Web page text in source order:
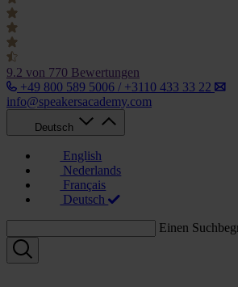
9.2 von 770 Bewertungen
+49 800 589 5006 / +3110 433 33 22
info@speakersacademy.com
Deutsch
English
Nederlands
Français
Deutsch
Einen